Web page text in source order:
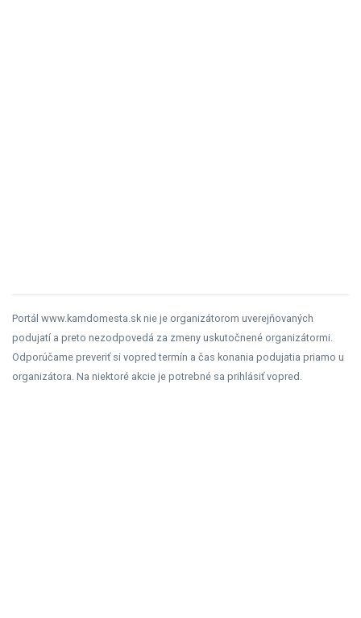
Portál www.kamdomesta.sk nie je organizátorom uverejňovaných
podujatí a preto nezodpovedá za zmeny uskutočnené organizátormi.
Odporúčame preveriť si vopred termín a čas konania podujatia priamo u
organizátora. Na niektoré akcie je potrebné sa prihlásiť vopred.